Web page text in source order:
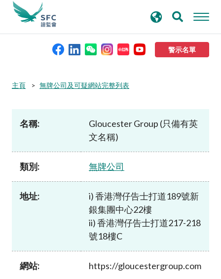
警示名單
本會簡介
資料庫
新聞稿及公布
尋
主頁 無牌公司及可疑網站完整列表
名稱:
Gloucester Group (只備有英
文名稱)
類別: 無牌公司
地址:
i) 香港灣仔告士打道189號新
銀集團中心22樓
ii) 香港灣仔告士打道217-218
號18樓C
網站: https://gloucestergroup.com